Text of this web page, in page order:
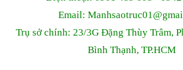
Email: Manhsaotruc01
Trụ sở chính: 23/3G Đặng Thùy Trâm,
Bình Thạnh, TP.HCM